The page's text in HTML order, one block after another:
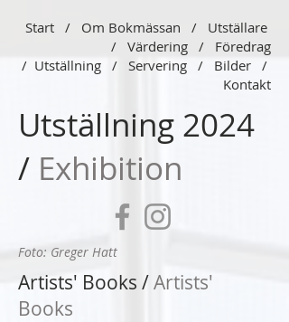
Start / Om Bokmässan / Utställare
/ Värdering / Föredrag
/ Utställning / Servering / Bilder /
Kontakt
Utställning 2024
/ Exhibition
Foto: Greger Hatt
Artists' Books /Artists'
Books